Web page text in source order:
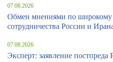
07.08.2026
Обмен мнениями по широкому
сотрудничества России и
07.08.2026
Эксперт: заявление